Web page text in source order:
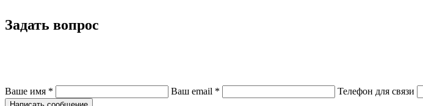
Задать вопрос
Ваше имя * Ваш email * Телефон для связи